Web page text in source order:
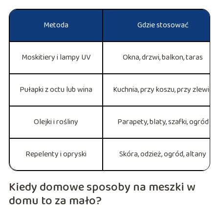
Metoda Gdzie stosować
Moskitiery i lampy UV Okna, drzwi, balkon, taras
Pułapki z octu lub wina Kuchnia, przy koszu, przy zlewie
Olejki i rośliny Parapety, blaty, szafki, ogród
Repelenty i opryski Skóra, odzież, ogród, altany
Kiedy domowe sposoby na meszki w
domu to za mało?